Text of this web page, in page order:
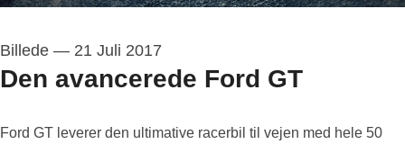
Billede — 21 Juli 2017
Den avancerede Ford GT
Ford GT leverer den ultimative racerbil til vejen med hele 50